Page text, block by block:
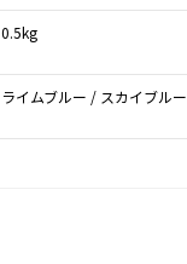
0.5kg
ライムブルー / スカイブル